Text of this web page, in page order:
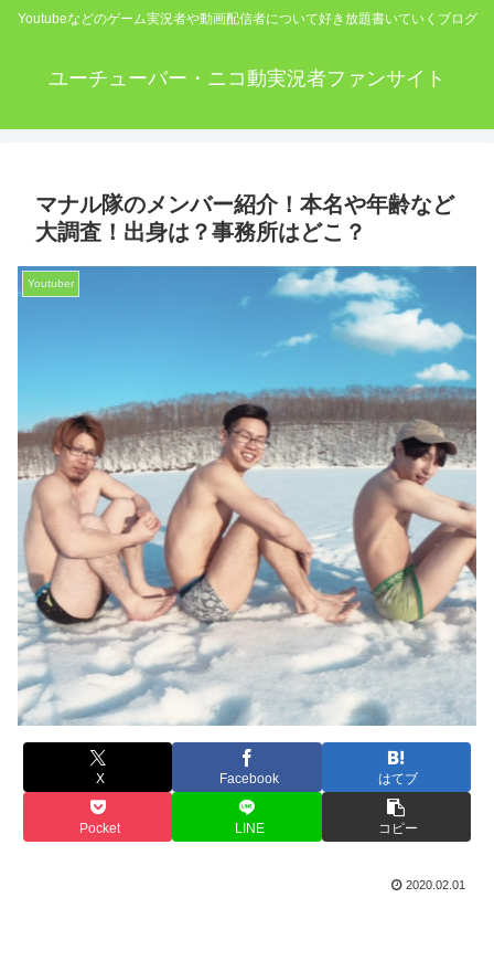
Youtubeなどのゲーム実況者や動画配信者について好き放題書いていくブログ
ユーチューバー・ニコ動実況者ファンサイト
マナル隊のメンバー紹介！本名や年齢など
大調査！出身は？事務所はどこ？
Youtuber
X Facebook はてブ
Pocket LINE コピー
2020.02.01